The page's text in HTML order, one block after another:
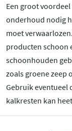
Een groot
onderhoud nodig
moet
producten schoon
schoonhouden
zoals groene zeep
Gebruik eventueel
kalkresten kan